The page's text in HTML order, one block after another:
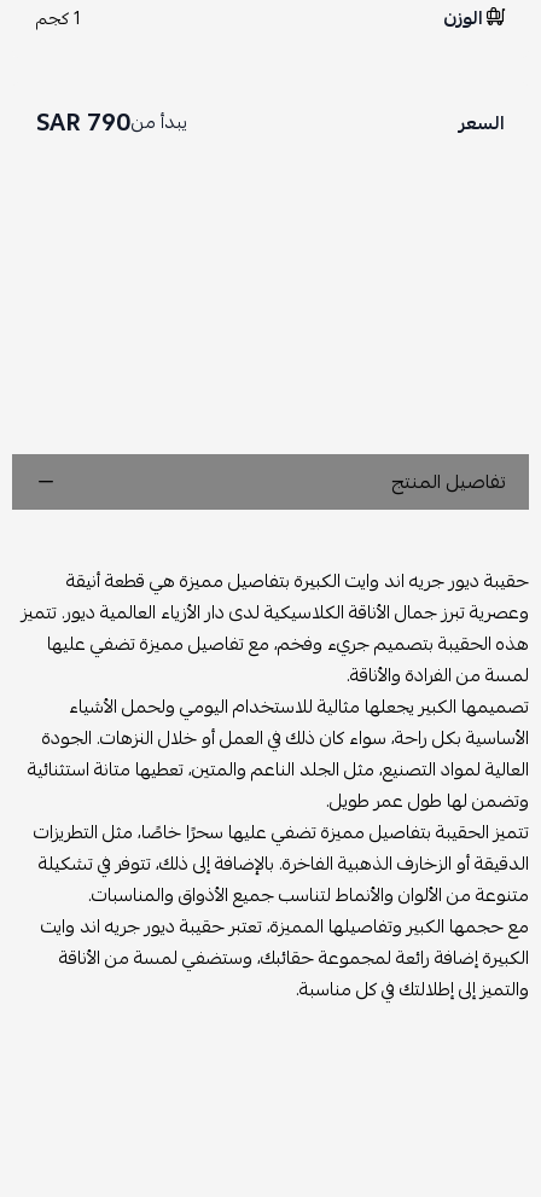
الوزن 1 كجم
السعر يبدأ من790 SAR
تفاصيل المنتج
حقيبة ديور جريه اند وايت الكبيرة بتفاصيل مميزة هي قطعة أنيقة
وعصرية تبرز جمال الأناقة الكلاسيكية لدى دار الأزياء العالمية ديور. تتميز
هذه الحقيبة بتصميم جريء وفخم، مع تفاصيل مميزة تضفي عليها
لمسة من الفرادة والأناقة.
تصميمها الكبير يجعلها مثالية للاستخدام اليومي ولحمل الأشياء
الأساسية بكل راحة، سواء كان ذلك في العمل أو خلال النزهات. الجودة
العالية لمواد التصنيع، مثل الجلد الناعم والمتين، تعطيها متانة استثنائية
وتضمن لها طول عمر طويل.
تتميز الحقيبة بتفاصيل مميزة تضفي عليها سحرًا خاصًا، مثل التطريزات
الدقيقة أو الزخارف الذهبية الفاخرة. بالإضافة إلى ذلك، تتوفر في تشكيلة
متنوعة من الألوان والأنماط لتناسب جميع الأذواق والمناسبات.
مع حجمها الكبير وتفاصيلها المميزة، تعتبر حقيبة ديور جريه اند وايت
الكبيرة إضافة رائعة لمجموعة حقائبك، وستضفي لمسة من الأناقة
والتميز إلى إطلالتك في كل مناسبة.